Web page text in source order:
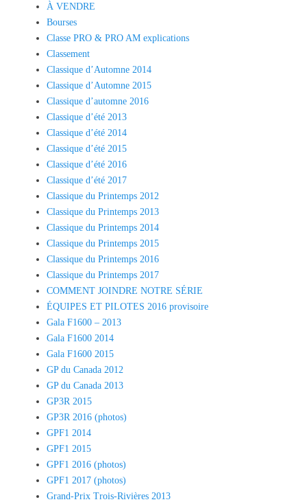
À VENDRE
Bourses
Classe PRO & PRO AM explications
Classement
Classique d’Automne 2014
Classique d’Automne 2015
Classique d’automne 2016
Classique d’été 2013
Classique d’été 2014
Classique d’été 2015
Classique d’été 2016
Classique d’été 2017
Classique du Printemps 2012
Classique du Printemps 2013
Classique du Printemps 2014
Classique du Printemps 2015
Classique du Printemps 2016
Classique du Printemps 2017
COMMENT JOINDRE NOTRE SÉRIE
ÉQUIPES ET PILOTES 2016 provisoire
Gala F1600 – 2013
Gala F1600 2014
Gala F1600 2015
GP du Canada 2012
GP du Canada 2013
GP3R 2015
GP3R 2016 (photos)
GPF1 2014
GPF1 2015
GPF1 2016 (photos)
GPF1 2017 (photos)
Grand-Prix Trois-Rivières 2013